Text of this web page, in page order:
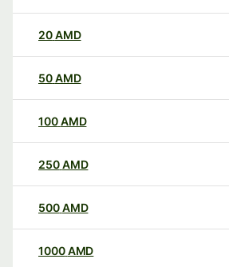
20AMD
50AMD
100AMD
250AMD
500AMD
1000AMD